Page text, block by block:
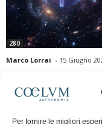
Per fornire le migliori
280
Marco Lorrai - 15 Giugno
moderna: due particelle
la distanza che le separa.
previsioni della meccanica